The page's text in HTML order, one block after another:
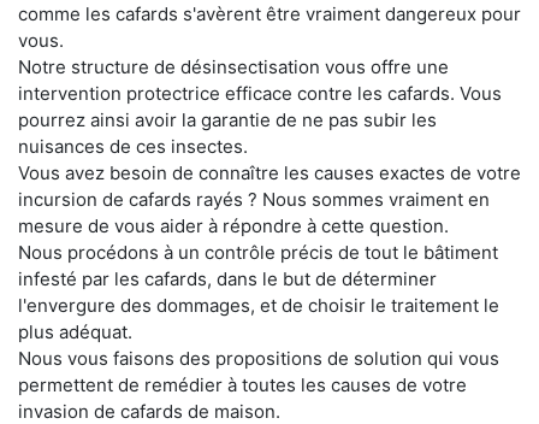
comme les cafards s'avèrent être vraiment dangereux pour
vous.
Notre structure de désinsectisation vous offre une
intervention protectrice efficace contre les cafards. Vous
pourrez ainsi avoir la garantie de ne pas subir les
nuisances de ces insectes.
Vous avez besoin de connaître les causes exactes de votre
incursion de cafards rayés ? Nous sommes vraiment en
mesure de vous aider à répondre à cette question.
Nous procédons à un contrôle précis de tout le bâtiment
infesté par les cafards, dans le but de déterminer
l'envergure des dommages, et de choisir le traitement le
plus adéquat.
Nous vous faisons des propositions de solution qui vous
permettent de remédier à toutes les causes de votre
invasion de cafards de maison.